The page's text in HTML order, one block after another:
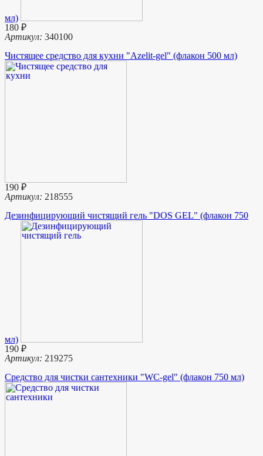
мл)
180 ₽
Артикул: 340100
Чистящее средство для кухни "Azelit-gel" (флакон 500 мл)
190 ₽
Артикул: 218555
Дезинфицирующий чистящий гель "DOS GEL" (флакон 750
мл)
190 ₽
Артикул: 219275
Средство для чистки сантехники "WC-gel" (флакон 750 мл)